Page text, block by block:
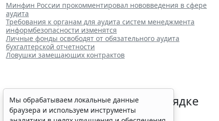
Минфин России прокомментировал нововведения в сфере
аудита
Требования к органам для аудита систем менеджмента
информбезопасности изменятся
Личные фонды освободят от обязательного аудита
бухгалтерской отчетности
Ловушки замещающих контрактов
Гражданам напомнили о порядке
налогообложения нежилых
Мы обрабатываем локальные данные
браузера и используем инструменты